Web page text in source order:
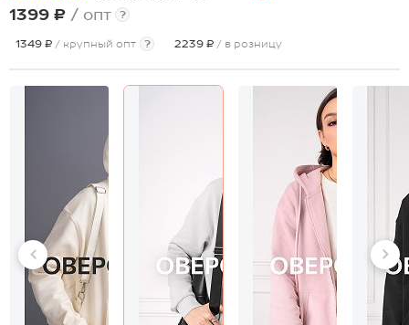
1399 ₽ / опт ?
1349 ₽ / крупный опт ? 2239 ₽ / в розницу